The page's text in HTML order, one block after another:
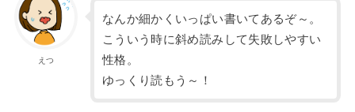
えつ
なんか細かくいっぱい書いてあるぞ～。
こういう時に斜め読みして失敗しやすい
性格。
ゆっくり読もう～！